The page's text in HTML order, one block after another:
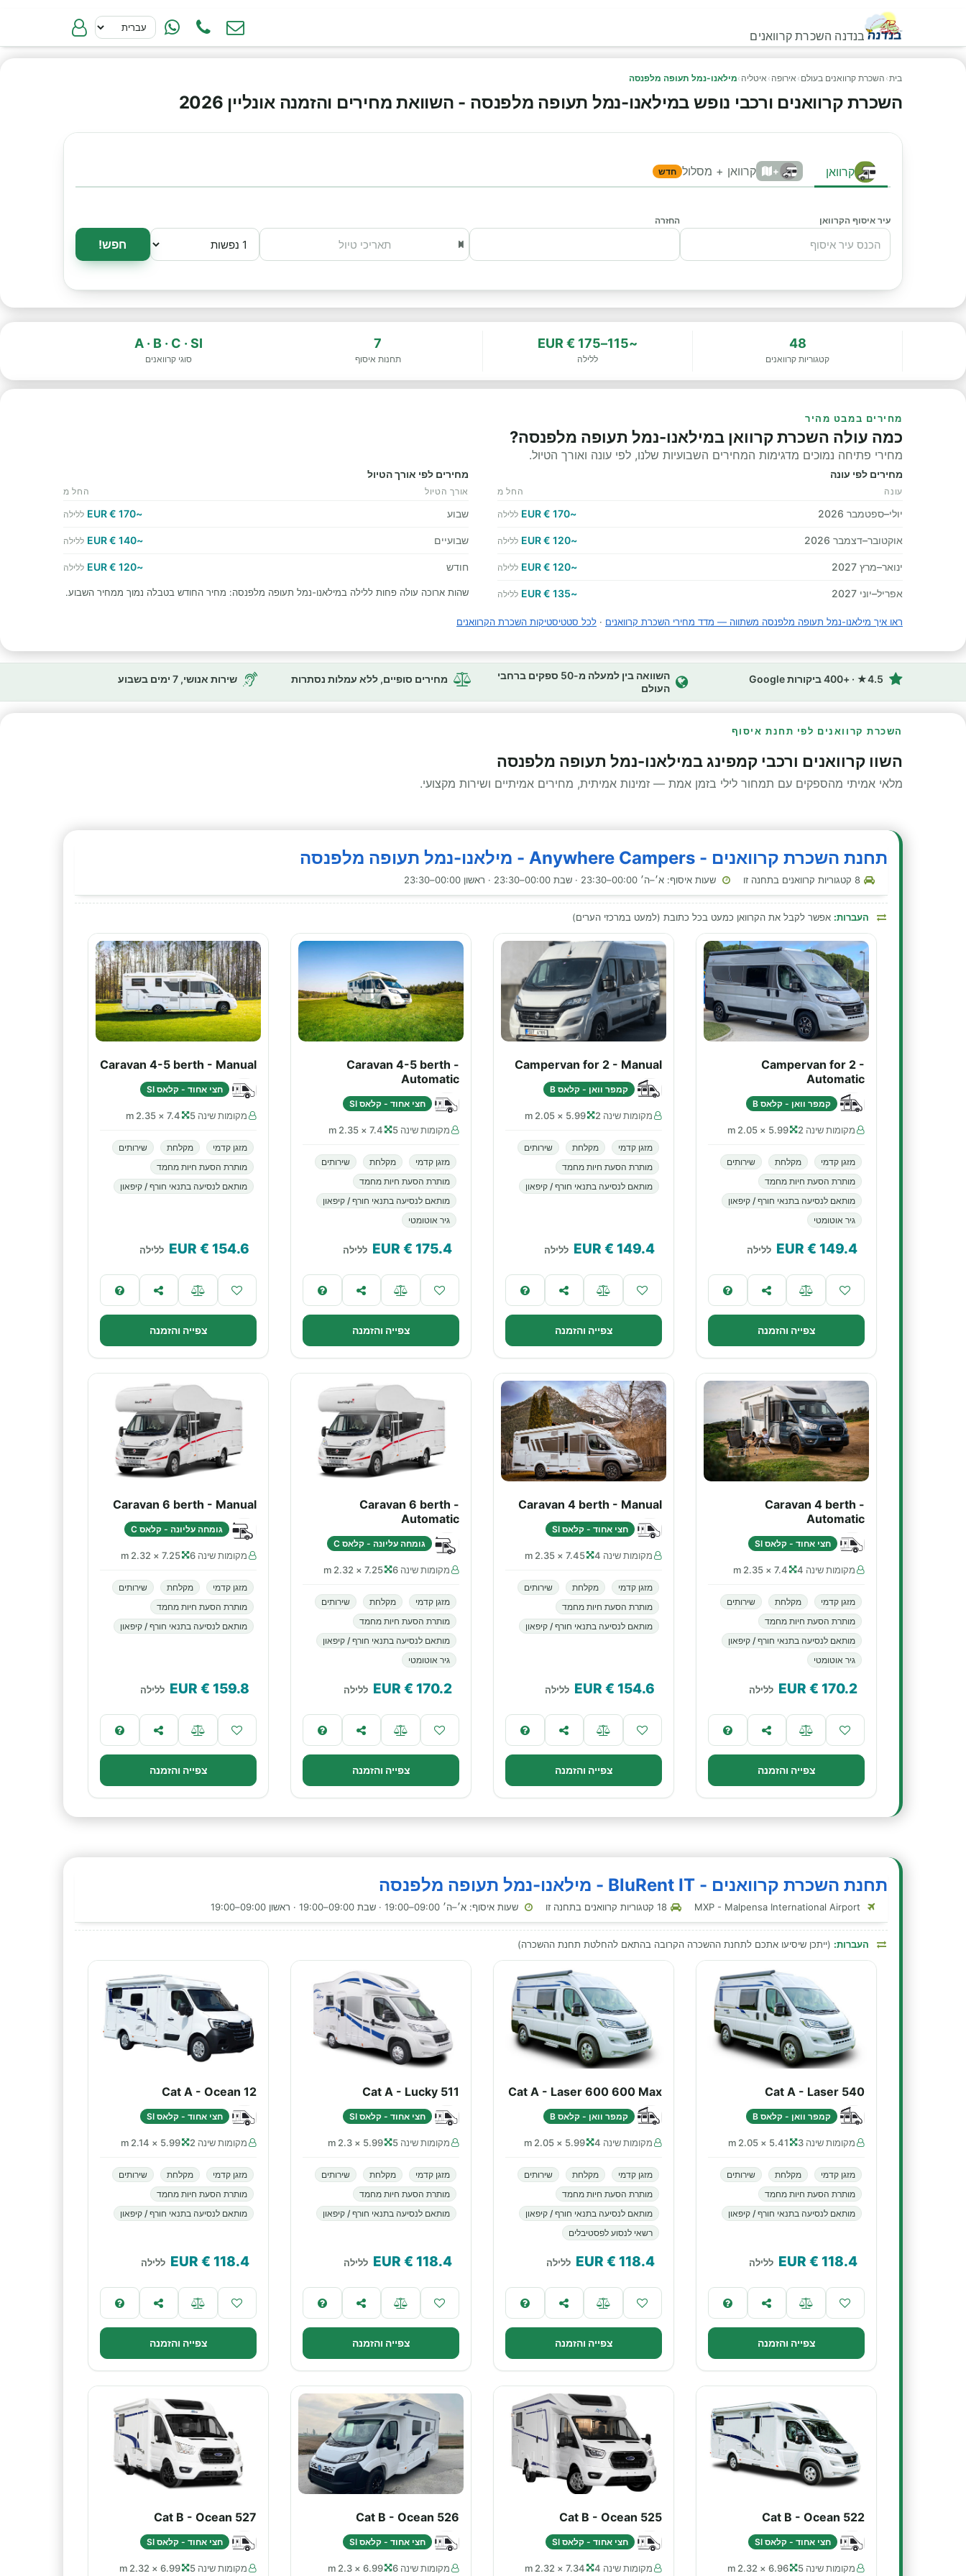
בנדנה השכרת קרוואנים
בית› השכרת קרוואנים בעולם › אירופה › איטליה ›מילאנו-נמל תעופה מלפנסה
השכרת קרוואנים ורכבי נופש במילאנו-נמל תעופה מלפנסה - השוואת מחירים והזמנה אונליין 2026
קרוואן + קרוואן + מסלול חדש
עיר איסוף הקרוואן החזרה
חפש!
48
קטגוריות קרוואנים
~115–175 € EUR
ללילה
7
תחנות איסוף
A · B · C · SI
סוגי קרוואנים
מחירים במבט מהיר
כמה עולה השכרת קרוואן במילאנו-נמל תעופה מלפנסה?
מחירי פתיחה נמוכים מדגימות המחירים השבועיות שלנו, לפי עונה ואורך הטיול.
מחירים לפי עונה
עונה החל מ
יולי–ספטמבר 2026 ~170 € EUR ללילה
אוקטובר–דצמבר 2026 ~120 € EUR ללילה
ינואר–מרץ 2027 ~120 € EUR ללילה
אפריל–יוני 2027 ~135 € EUR ללילה
מחירים לפי אורך הטיול
אורך הטיול החל מ
שבוע ~170 € EUR ללילה
שבועיים ~140 € EUR ללילה
חודש ~120 € EUR ללילה
שהות ארוכה עולה פחות ללילה במילאנו-נמל תעופה מלפנסה: מחיר החודש בטבלה נמוך ממחיר השבוע.
ראו איך מילאנו-נמל תעופה מלפנסה משתווה — מדד מחירי השכרת קרוואנים · לכל סטטיסטיקות השכרת הקרוואנים
4.5★ · +400 ביקורות Google
השוואה בין למעלה מ-50 ספקים ברחבי
העולם
מחירים סופיים, ללא עמלות נסתרות שירות אנושי, 7 ימים בשבוע
השכרת קרוואנים לפי תחנת איסוף
השוו קרוואנים ורכבי קמפינג במילאנו-נמל תעופה מלפנסה
מלאי אמיתי מהספקים עם תמחור לילי בזמן אמת — זמינות אמיתית, מחירים אמיתיים ושירות מקצועי.
תחנת השכרת קרוואנים - Anywhere Campers - מילאנו-נמל תעופה מלפנסה
שעות איסוף: א׳–ה׳ 00:00–23:30 · שבת 00:00–23:30 · ראשון 00:00–23:30
העברות: אפשר לקבל את הקרוואן כמעט בכל כתובת (למעט במרכזי הערים)
Campervan for 2 -
Automatic
קמפר וואן - קלאס B
מקומות שינה 2 5.99 × 2.05 m
מזגן קדמי מקלחת
שירותים
מותרת הסעת חיות מחמד
מותאם לנסיעה בתנאי חורף / קיפאון
גיר אוטומטי
149.4
€ EUR ללילה
צפייה והזמנה
Campervan for 2 - Manual
קמפר וואן - קלאס B
מקומות שינה 2 5.99 × 2.05 m
מזגן קדמי מקלחת
שירותים
מותרת הסעת חיות מחמד
מותאם לנסיעה בתנאי חורף / קיפאון
149.4
€ EUR ללילה
צפייה והזמנה
Caravan 4-5 berth -
Automatic
חצי אחוד - קלאס SI
מקומות שינה 5 7.4 × 2.35 m
מזגן קדמי מקלחת
שירותים
מותרת הסעת חיות מחמד
מותאם לנסיעה בתנאי חורף / קיפאון
גיר אוטומטי
175.4
€ EUR ללילה
צפייה והזמנה
Caravan 4-5 berth - Manual
חצי אחוד - קלאס SI
מקומות שינה 5 7.4 × 2.35 m
מזגן קדמי מקלחת
שירותים
מותרת הסעת חיות מחמד
מותאם לנסיעה בתנאי חורף / קיפאון
154.6
€ EUR ללילה
צפייה והזמנה
Caravan 4 berth -
Automatic
חצי אחוד - קלאס SI
מקומות שינה 4 7.4 × 2.35 m
מזגן קדמי מקלחת
שירותים
מותרת הסעת חיות מחמד
מותאם לנסיעה בתנאי חורף / קיפאון
גיר אוטומטי
170.2
€ EUR ללילה
צפייה והזמנה
Caravan 4 berth - Manual
חצי אחוד - קלאס SI
מקומות שינה 4 7.45 × 2.35 m
מזגן קדמי מקלחת
שירותים
מותרת הסעת חיות מחמד
מותאם לנסיעה בתנאי חורף / קיפאון
154.6
€ EUR ללילה
צפייה והזמנה
Caravan 6 berth -
Automatic
גומחה עליונה - קלאס C
מקומות שינה 6 7.25 × 2.32 m
מזגן קדמי מקלחת
שירותים
מותרת הסעת חיות מחמד
מותאם לנסיעה בתנאי חורף / קיפאון
גיר אוטומטי
170.2
€ EUR ללילה
צפייה והזמנה
Caravan 6 berth - Manual
גומחה עליונה - קלאס C
מקומות שינה 6 7.25 × 2.32 m
מזגן קדמי מקלחת
שירותים
מותרת הסעת חיות מחמד
מותאם לנסיעה בתנאי חורף / קיפאון
159.8
€ EUR ללילה
צפייה והזמנה
תחנת השכרת קרוואנים - BluRent IT - מילאנו-נמל תעופה מלפנסה
שעות איסוף: א׳–ה׳ 09:00–19:00 · שבת 09:00–19:00 · ראשון 09:00–19:00
העברות: (ייתכן שיסיעו אתכם לתחנת ההשכרה הקרובה בהתאם להחלטת תחנת ההשכרה)
Cat A - Laser 540
קמפר וואן - קלאס B
מקומות שינה 3 5.41 × 2.05 m
מזגן קדמי מקלחת
שירותים
מותרת הסעת חיות מחמד
מותאם לנסיעה בתנאי חורף / קיפאון
118.4
€ EUR ללילה
צפייה והזמנה
Cat A - Laser 600 600 Max
קמפר וואן - קלאס B
מקומות שינה 4 5.99 × 2.05 m
מזגן קדמי מקלחת
שירותים
מותרת הסעת חיות מחמד
מותאם לנסיעה בתנאי חורף / קיפאון
רשאי לנסוע לפסטיבלים
118.4
€ EUR ללילה
צפייה והזמנה
Cat A - Lucky 511
חצי אחוד - קלאס SI
מקומות שינה 5 5.99 × 2.3 m
מזגן קדמי מקלחת
שירותים
מותרת הסעת חיות מחמד
מותאם לנסיעה בתנאי חורף / קיפאון
118.4
€ EUR ללילה
צפייה והזמנה
Cat A - Ocean 12
חצי אחוד - קלאס SI
מקומות שינה 2 5.99 × 2.14 m
מזגן קדמי מקלחת
שירותים
מותרת הסעת חיות מחמד
מותאם לנסיעה בתנאי חורף / קיפאון
118.4
€ EUR ללילה
צפייה והזמנה
Cat B - Ocean 522
חצי אחוד - קלאס SI
מקומות שינה 5 6.96 × 2.32 m
Cat B - Ocean 525
חצי אחוד - קלאס SI
מקומות שינה 4 7.34 × 2.32 m
Cat B - Ocean 526
חצי אחוד - קלאס SI
מקומות שינה 6 6.99 × 2.3 m
Cat B - Ocean 527
חצי אחוד - קלאס SI
מקומות שינה 5 6.99 × 2.32 m